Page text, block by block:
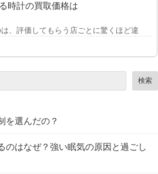
時計の買取価格は
、評価してもらう店ごとに驚くほど違うも
検索
を選んだの？
のはなぜ？強い眠気の原因と過ごし